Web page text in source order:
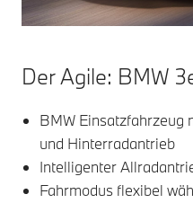
Der Agile: BMW
BMW Einsatzfahrzeug
und Hinterradantrieb
Intelligenter
Fahrmodus flexibel